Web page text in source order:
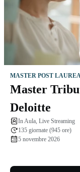
MASTER POST
Master
Deloitte
In Aula, Live Streaming
135 giornate (945 ore)
5 novembre 2026